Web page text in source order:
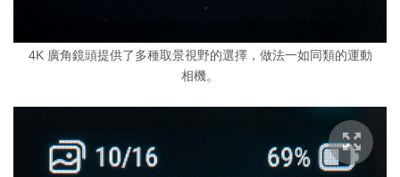
4K 廣角鏡頭提供了多種取景視野的選擇，做法一如同類的運動
相機。